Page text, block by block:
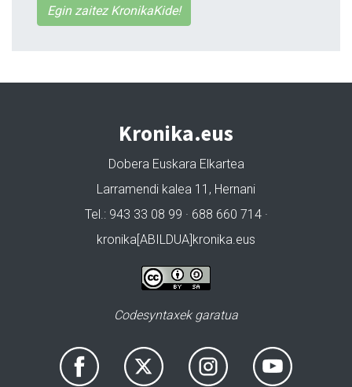
Egin zaitez KronikaKide!
Kronika.eus
Dobera Euskara Elkartea
Larramendi kalea 11, Hernani
Tel.: 943 33 08 99 · 688 660 714 ·
kronika[ABILDUA]kronika.eus
Codesyntaxek garatua